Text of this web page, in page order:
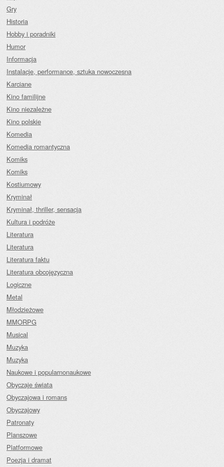
Gry
Historia
Hobby i poradniki
Humor
Informacja
Instalacje, performance, sztuka nowoczesna
Karciane
Kino familijne
Kino niezależne
Kino polskie
Komedia
Komedia romantyczna
Komiks
Komiks
Kostiumowy
Kryminał
Kryminał, thriller, sensacja
Kultura i podróże
Literatura
Literatura
Literatura faktu
Literatura obcojęzyczna
Logiczne
Metal
Młodzieżowe
MMORPG
Musical
Muzyka
Muzyka
Naukowe i popularnonaukowe
Obyczaje świata
Obyczajowa i romans
Obyczajowy
Patronaty
Planszowe
Platformowe
Poezja i dramat